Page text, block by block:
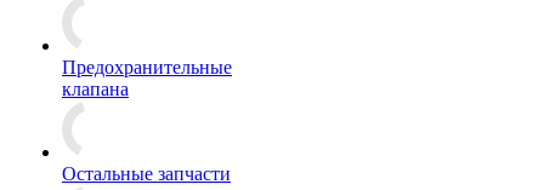
Предохранительные
клапана
Остальные запчасти